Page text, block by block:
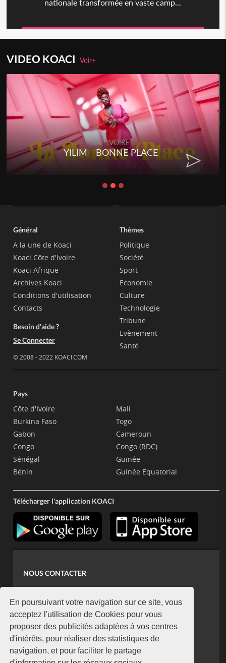
En poursuivant votre navigation sur ce site, vous
acceptez l'utilisation de Cookies pour vous
proposer des publicités adaptées à vos centres
d'intérêts, pour réaliser des statistiques de
navigation, et pour faciliter le partage
nationale transformée en vaste camp...
VIDEO KOACIVoir+
RAP IVOIRE
YILIM - BONNE PLACE
Général
A la une de Koaci
Koaci Côte d'Ivoire
Koaci Afrique
Archives Koaci
Conditions d'utilisation
Contacts
Besoin d'aide ?
Se Connecter
© 2008 - 2022 KOACI.COM
Thèmes
Politique
Société
Sport
Economie
Culture
Technologie
Tribune
Evènement
Santé
Pays
Côte d'Ivoire
Burkina Faso
Gabon
Congo
Sénégal
Bénin
Mali
Togo
Cameroun
Congo (RDC)
Guinée
Guinée Equatorial
Télécharger l'application KOACI
NOUS CONTACTER
koaci@yahoo.fr
+225 07 08 85 52 93
NEWSLETTER
Restez connecté via notre newsletter